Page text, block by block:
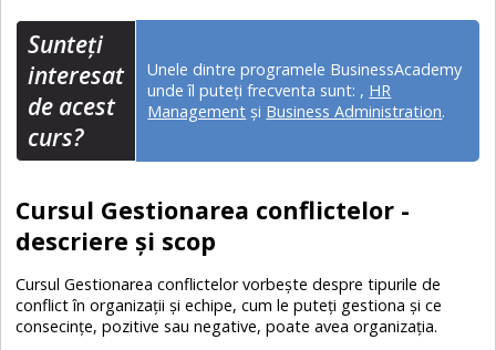
Sunteţi
interesat
de acest
curs?
Unele dintre programele BusinessAcademy
unde îl puteți frecventa sunt: , HR
Management și Business Administration.
Cursul Gestionarea conflictelor -
descriere și scop
Cursul Gestionarea conflictelor vorbește despre tipurile de
conflict în organizații și echipe, cum le puteți gestiona și ce
consecințe, pozitive sau negative, poate avea organizația.